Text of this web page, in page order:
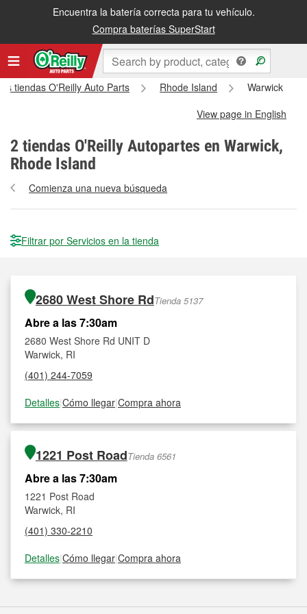
Encuentra la batería correcta para tu vehículo.
Compra baterías SuperStart
tiendas O'Reilly Auto Parts Rhode Island
Warwick
View page in English
2 tiendas O'Reilly Autopartes en Warwick,
Rhode Island
Comienza una nueva búsqueda
Filtrar por Servicios en la tienda
2680 West Shore RdTienda 5137
Abre a las 7:30am
2680 West Shore Rd UNIT D
Warwick, RI
(401) 244-7059
Detalles|Cómo llegar|Compra ahora
1221 Post RoadTienda 6561
Abre a las 7:30am
1221 Post Road
Warwick, RI
(401) 330-2210
Detalles|Cómo llegar|Compra ahora